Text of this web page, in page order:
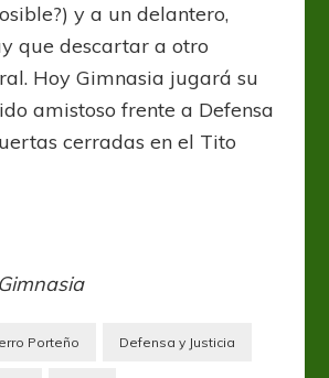
y a un delantero,
que descartar a otro
Hoy Gimnasia jugará su
amistoso frente a Defensa
cerradas en el Tito
Porteño Defensa y Justicia